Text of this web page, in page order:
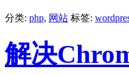
分类: php, 网站 标签:
解决